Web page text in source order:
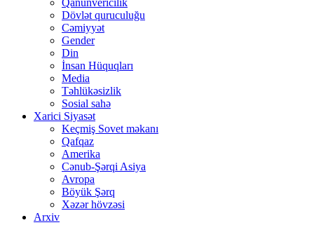
Qanunvericilik
Dövlət quruculuğu
Cəmiyyət
Gender
Din
İnsan Hüquqları
Media
Təhlükəsizlik
Sosial sahə
Xarici Siyasət
Keçmiş Sovet məkanı
Qafqaz
Amerika
Cənub-Şərqi Asiya
Avropa
Böyük Şərq
Xəzər hövzəsi
Arxiv